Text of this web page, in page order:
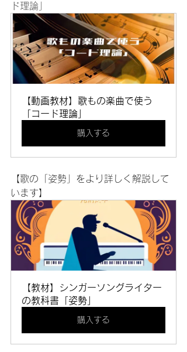
ド理論」
【動画教材】歌もの楽曲で使う
「コード理論」
購入する
【歌の「姿勢」をより詳しく解説して
います】
【教材】シンガーソングライター
の教科書「姿勢」
購入する